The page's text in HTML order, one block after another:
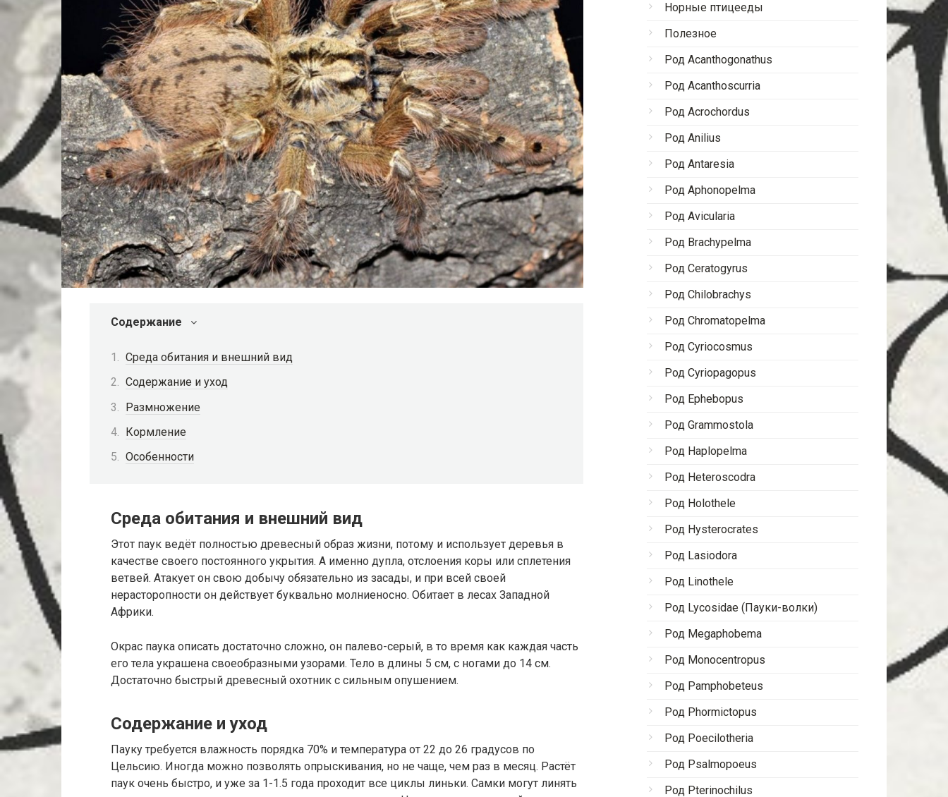
Содержание
Среда обитания и внешний вид
Содержание и уход
Размножение
Кормление
Особенности
Среда обитания и внешний вид
Этот паук ведёт полностью древесный образ жизни, потому и использует деревья в
качестве своего постоянного укрытия. А именно дупла, отслоения коры или сплетения
ветвей. Атакует он свою добычу обязательно из засады, и при всей своей
нерасторопности он действует буквально молниеносно. Обитает в лесах Западной
Африки.
Окрас паука описать достаточно сложно, он палево-серый, в то время как каждая часть
его тела украшена своеобразными узорами. Тело в длины 5 см, с ногами до 14 см.
Достаточно быстрый древесный охотник с сильным опушением.
Содержание и уход
Пауку требуется влажность порядка 70% и температура от 22 до 26 градусов по
Цельсию. Иногда можно позволять опрыскивания, но не чаще, чем раз в месяц. Растёт
паук очень быстро, и уже за 1-1.5 года проходит все циклы линьки. Самки могут линять
Норные птицееды
Полезное
Род Acanthogonathus
Род Acanthoscurria
Род Acrochordus
Род Anilius
Род Antaresia
Род Aphonopelma
Род Avicularia
Род Brachypelma
Род Ceratogyrus
Род Chilobrachys
Род Chromatopelma
Род Cyriocosmus
Род Cyriopagopus
Род Ephebopus
Род Grammostola
Род Haplopelma
Род Heteroscodra
Род Holothele
Род Hysterocrates
Род Lasiodora
Род Linothele
Род Lycosidae (Пауки-волки)
Род Megaphobema
Род Monocentropus
Род Pamphobeteus
Род Phormictopus
Род Poecilotheria
Род Psalmopoeus
Род Pterinochilus